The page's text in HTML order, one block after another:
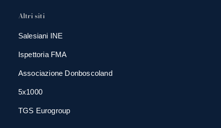
Altri siti
Salesiani INE
Ispettoria FMA
Associazione Donboscoland
5x1000
TGS Eurogroup